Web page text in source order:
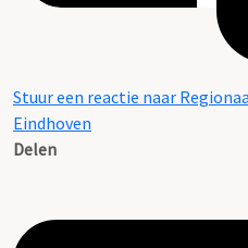
Stuur een reactie naar
Eindhoven
Delen